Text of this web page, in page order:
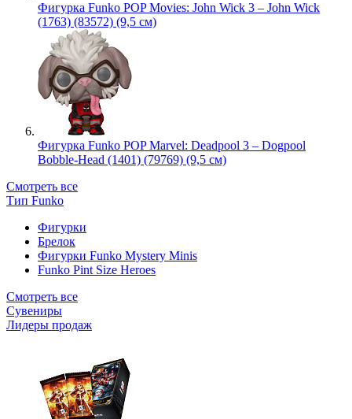
Фигурка Funko POP Movies: John Wick 3 – John Wick
(1763) (83572) (9,5 см)
Фигурка Funko POP Marvel: Deadpool 3 – Dogpool
Bobble-Head (1401) (79769) (9,5 см)
Смотреть все
Тип Funko
Фигурки
Брелок
Фигурки Funko Mystery Minis
Funko Pint Size Heroes
Смотреть все
Сувениры
Лидеры продаж